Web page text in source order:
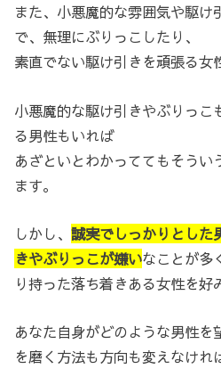
また、小悪魔的な雰囲気や駆け
で、無理にぶりっこしたり、
素直でない駆け引きを頑張る女
小悪魔的な駆け引きやぶりっこ
る男性もいれば
あざといとわかっててもそうい
ます。
しかし、誠実でしっかりとした
きやぶりっこが嫌いなことが多
り持った落ち着きある女性を好
あなた自身がどのような男性を
を磨く方法も方向も変えなけれ